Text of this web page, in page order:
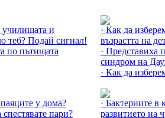
училищата и
теб? Подай сигнал!
по пътищата
· Как да
възрастта на
· Представиха
синдром на
· Как да
у дома?
пари?
· Бактериите в
развитието на